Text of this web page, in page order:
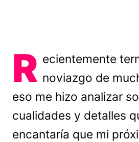
R ecientemente
noviazgo de
eso me hizo analizar
cualidades y detalles
encantaría que mi